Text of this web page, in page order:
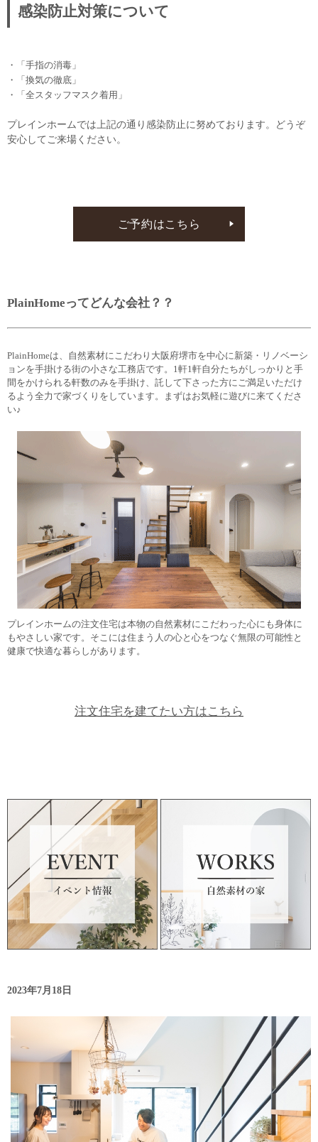
感染防止対策について
・「手指の消毒」
・「換気の徹底」
・「全スタッフマスク着用」
プレインホームでは上記の通り感染防止に努めております。どうぞ
安心してご来場ください。
ご予約はこちら
PlainHomeってどんな会社？？
PlainHomeは、自然素材にこだわり大阪府堺市を中心に新築・リノベーシ
ョンを手掛ける街の小さな工務店です。1軒1軒自分たちがしっかりと手
間をかけられる軒数のみを手掛け、託して下さった方にご満足いただけ
るよう全力で家づくりをしています。まずはお気軽に遊びに来てくださ
い♪
プレインホームの注文住宅は本物の自然素材にこだわった心にも身体に
もやさしい家です。そこには住まう人の心と心をつなぐ無限の可能性と
健康で快適な暮らしがあります。
注文住宅を建てたい方はこちら
2023年7月18日